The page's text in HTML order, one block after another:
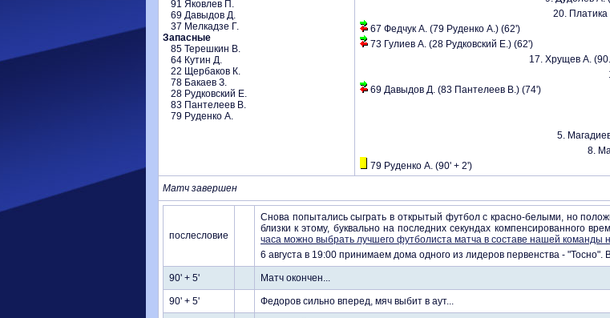
91 Яковлев П.
69 Давыдов Д.
37 Мелкадзе Г.
Запасные
85 Терешкин В.
64 Кутин Д.
22 Щербаков К.
78 Бакаев З.
28 Рудковский Е.
83 Пантелеев В.
79 Руденко А.
20.
67 Федчук А. (79 Руденко А.) (62')
73 Гулиев А. (28 Рудковский Е.) (62')
17. Хрущев А.
69 Давыдов Д. (83 Пантелеев В.) (74')
5.
8.
79 Руденко А. (90' + 2')
Матч завершен
послесловие
Снова попытались сыграть в открытый футбол с красно-белыми, но
близки к этому, буквально на последних секундах компенсированного
часа можно выбрать лучшего футболиста матча в составе нашей команды
6 августа в 19:00 принимаем дома одного из лидеров первенства -
90' + 5' Матч окончен...
90' + 5' Федоров сильно вперед, мяч выбит в аут...